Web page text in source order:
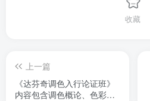
收藏
上一篇
《达芬奇调色入行论证班》
内容包含调色概论、色彩管